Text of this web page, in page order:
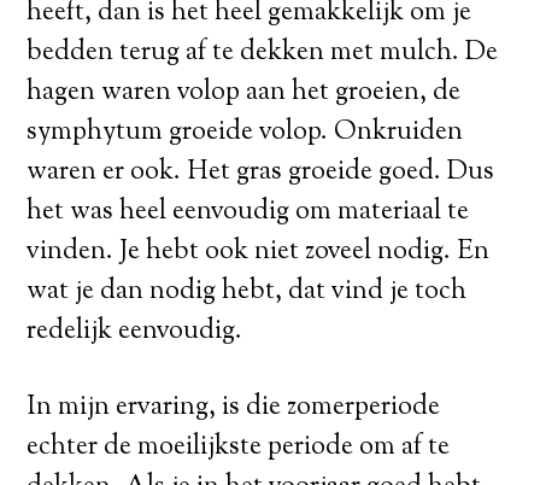
heeft, dan is het heel gemakkelijk om je
bedden terug af te dekken met mulch. De
hagen waren volop aan het groeien, de
symphytum groeide volop. Onkruiden
waren er ook. Het gras groeide goed. Dus
het was heel eenvoudig om materiaal te
vinden. Je hebt ook niet zoveel nodig. En
wat je dan nodig hebt, dat vind je toch
redelijk eenvoudig.
In mijn ervaring, is die zomerperiode
echter de moeilijkste periode om af te